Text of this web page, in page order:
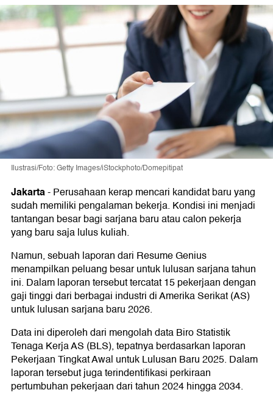
Ilustrasi/Foto: Getty Images/iStockphoto/Domepitipat
Jakarta-Perusahaan kerap mencari kandidat baru yang
sudah memiliki pengalaman bekerja. Kondisi ini menjadi
tantangan besar bagi sarjana baru atau calon pekerja
yang baru saja lulus kuliah.
Namun, sebuah laporan dari Resume Genius
menampilkan peluang besar untuk lulusan sarjana tahun
ini. Dalam laporan tersebut tercatat 15 pekerjaan dengan
gaji tinggi dari berbagai industri di Amerika Serikat (AS)
untuk lulusan sarjana baru 2026.
Data ini diperoleh dari mengolah data Biro Statistik
Tenaga Kerja AS (BLS), tepatnya berdasarkan laporan
Pekerjaan Tingkat Awal untuk Lulusan Baru 2025. Dalam
laporan tersebut juga terindentifikasi perkiraan
pertumbuhan pekerjaan dari tahun 2024 hingga 2034.